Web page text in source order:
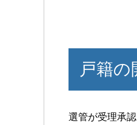
戸籍の
選管が受理承